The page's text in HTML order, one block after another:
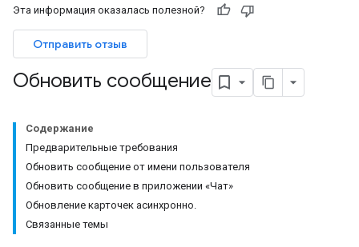
Эта информация оказалась полезной?
Отправить отзыв
Обновить сообщение
Содержание
Предварительные требования
Обновить сообщение от имени пользователя
Обновить сообщение в приложении «Чат»
Обновление карточек асинхронно.
Связанные темы